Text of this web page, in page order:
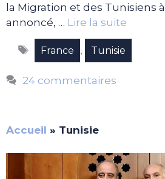
la Migration et des Tunisiens
annoncé, … Lire la suite
Étiquettes
France , Tunisie
24 commentaires
Accueil » Tunisie